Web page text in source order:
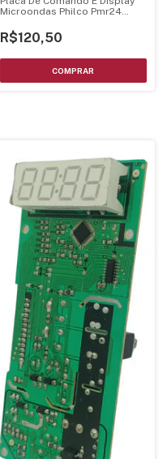
Microondas Philco Pmr24
R$120,50